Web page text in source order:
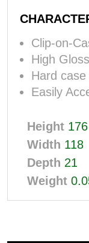
Clip-on-
High
Hard
Easily
Height 176
Width 118
Depth 21
Weight